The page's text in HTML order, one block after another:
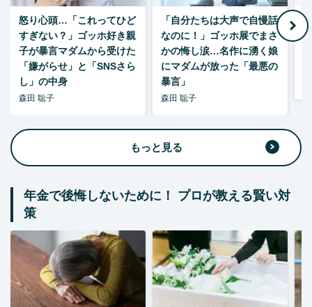
怒り心頭…「これってひど
すぎない？」ゴッホ好き親
子が暴言マダムから受けた
「嫌がらせ」と「SNSさら
し」の中身
森田 聡子
「自分たちは大声で自慢話
なのに！」ゴッホ展でまさ
かの悔し涙…名作に湧く娘
にマダムが放った「最悪の
暴言」
森田 聡子
もっと見る
年金で後悔しないために！ プロが教える賢い対
策